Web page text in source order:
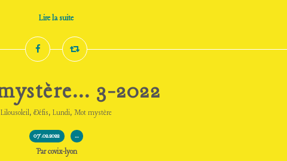
Lire la suite
3-2022
Lilousoleil, Défis, Lundi, Mot mystère
07.02.2022 …
Par covix-lyon